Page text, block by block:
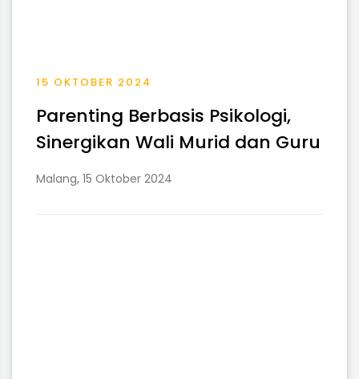
15 OKTOBER 2024
Parenting Berbasis Psikologi,
Sinergikan Wali Murid dan Guru
Malang, 15 Oktober 2024